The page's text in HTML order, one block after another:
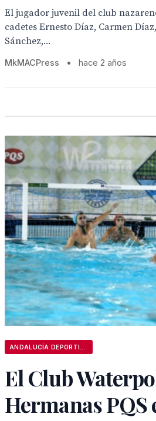
El jugador juvenil del club
cadetes Ernesto Díaz, Carmen
Sánchez,...
MkMACPress • hace 2 años
El Club
Hermanas PQS